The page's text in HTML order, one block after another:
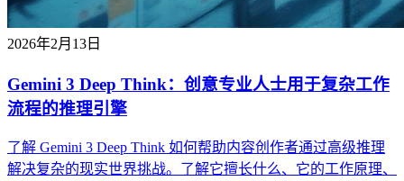
2026年2月13日
Gemini 3 Deep Think：创意专业人士用于复杂工作
流程的推理引擎
了解 Gemini 3 Deep Think 如何帮助内容创作者通过高级推理
解决复杂的现实世界挑战。了解它擅长什么、它的工作原理、